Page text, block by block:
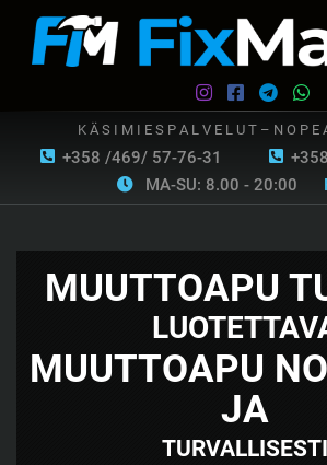
+358 /469/ 57-76-31
K Ä S I M I E S P A L V E L U T – N O P E
MA-SU: 8.00 - 20:00
MUUTTOAPU
MUUTTOAPU
JA
TURVALLISESTI